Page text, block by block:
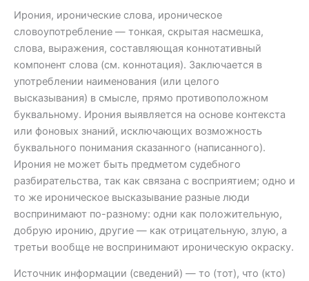
Ирония, иронические слова, ироническое
словоупотребление — тонкая, скрытая насмешка,
слова, выражения, составляющая коннотативный
компонент слова (см. коннотация). Заключается в
употреблении наименования (или целого
высказывания) в смысле, прямо противоположном
буквальному. Ирония выявляется на основе контекста
или фоновых знаний, исключающих возможность
буквального понимания сказанного (написанного).
Ирония не может быть предметом судебного
разбирательства, так как связана с восприятием; одно и
то же ироническое высказывание разные люди
воспринимают по-разному: одни как положительную,
добрую иронию, другие — как отрицательную, злую, а
третьи вообще не воспринимают ироническую окраску.
Источник информации (сведений) — то (тот), что (кто)